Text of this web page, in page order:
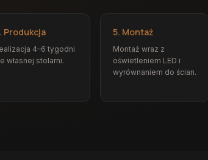
Produkcja
4–6 tygodni
własnej stolarni.
5. Montaż
Montaż wraz z
oświetleniem LED i
wyrównaniem do ścian.